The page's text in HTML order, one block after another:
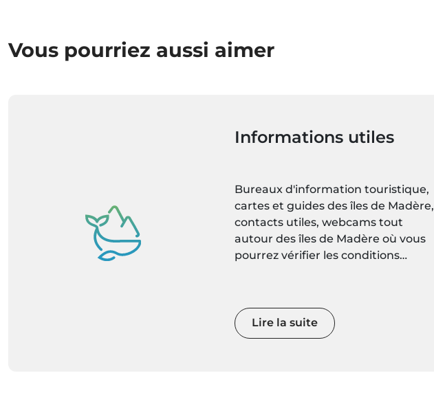
Vous pourriez aussi aimer
Informations utiles
Bureaux d'information touristique,
cartes et guides des îles de Madère,
contacts utiles, webcams tout
autour des îles de Madère où vous
pourrez vérifier les conditions
localité mises à jour régulièrement.
Lire la suite